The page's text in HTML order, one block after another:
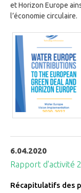
et Horizon Europe
l’économie circulaire.
6.04.2020
Rapport d'activité
Récapitulatifs des